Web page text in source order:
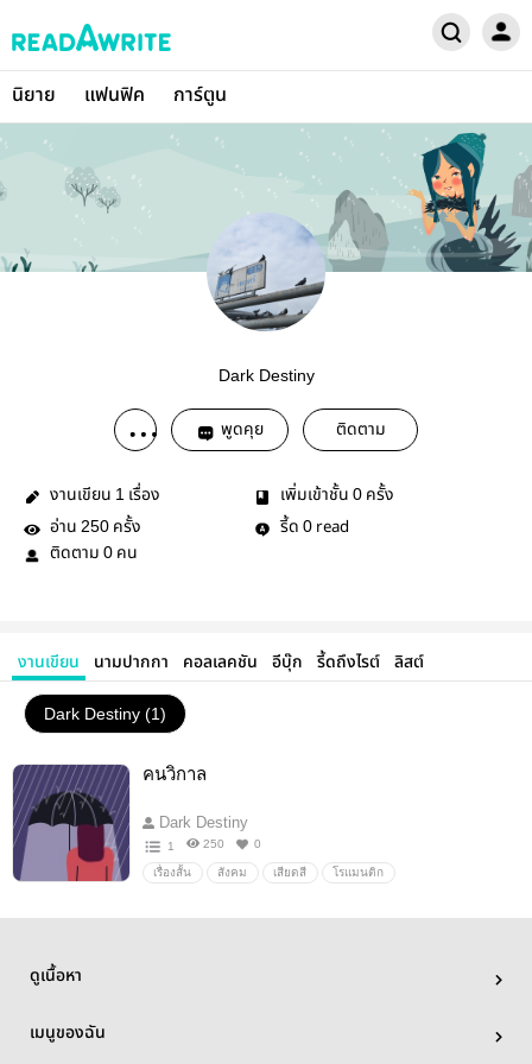
นิยาย แฟนฟิค การ์ตูน
Dark Destiny
พูดคุย ติดตาม
งานเขียน 1 เรื่อง เพิ่มเข้าชั้น 0 ครั้ง
อ่าน 250 ครั้ง รี้ด 0 read
ติดตาม 0 คน
งานเขียน นามปากกา คอลเลคชัน อีบุ๊ก รี้ดถึงไรต์ ลิสต์
Dark Destiny (1)
คนวิกาล
Dark Destiny
1 250 0
เรื่องสั้น สังคม เสียดสี โรแมนติก
ดูเนื้อหา
เมนูของฉัน